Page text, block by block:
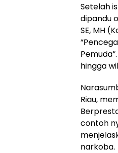
Setelah
dipandu
SE, MH
hingga
Riau,
contoh
narkoba.